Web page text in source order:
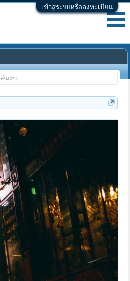
เข้าสู่ระบบหรือลงทะเบียน